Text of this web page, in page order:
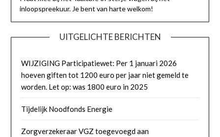
inloopspreekuur. Je bent van harte welkom!
UITGELICHTE BERICHTEN
WIJZIGING Participatiewet: Per 1 januari 2026
hoeven giften tot 1200 euro per jaar niet gemeld te
worden. Let op: was 1800 euro in 2025
Tijdelijk Noodfonds Energie
Zorgverzekeraar VGZ toegevoegd aan